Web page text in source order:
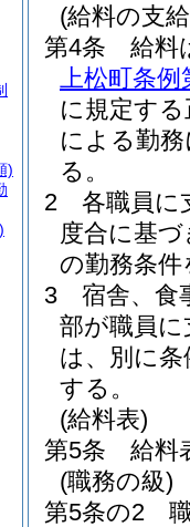
(給料の支
第4条
給料
上松町条例
に規定す
による勤
る。
2
各職員に
度合に基
の勤務条
3
宿舎、食
部が職員
は、別に
する。
(給料表)
第5条
給料
(職務の級)
第5条の2
)